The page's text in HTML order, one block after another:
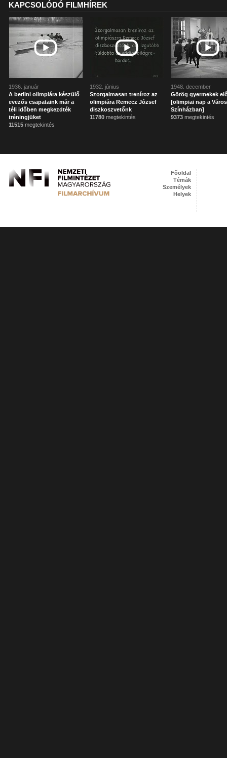
KAPCSOLÓDÓ FILMHÍREK
1936. január
A berlini olimpiára készülő
evezős csapataink már a
téli időben megkezdték
tréningjüket
11515 megtekintés
1932. június
Szorgalmasan treníroz az
olimpiára Remecz József
diszkoszvetőnk
11780 megtekintés
1948. december
Görög gyermekek
[olimpiai nap a
Színházban]
9373 megtekintés
Főoldal
Témák
Személyek
Helyek